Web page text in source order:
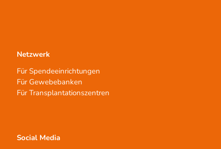
Netzwerk
Für Spendeeinrichtungen
Für Gewebebanken
Für Transplantationszentren
Social Media